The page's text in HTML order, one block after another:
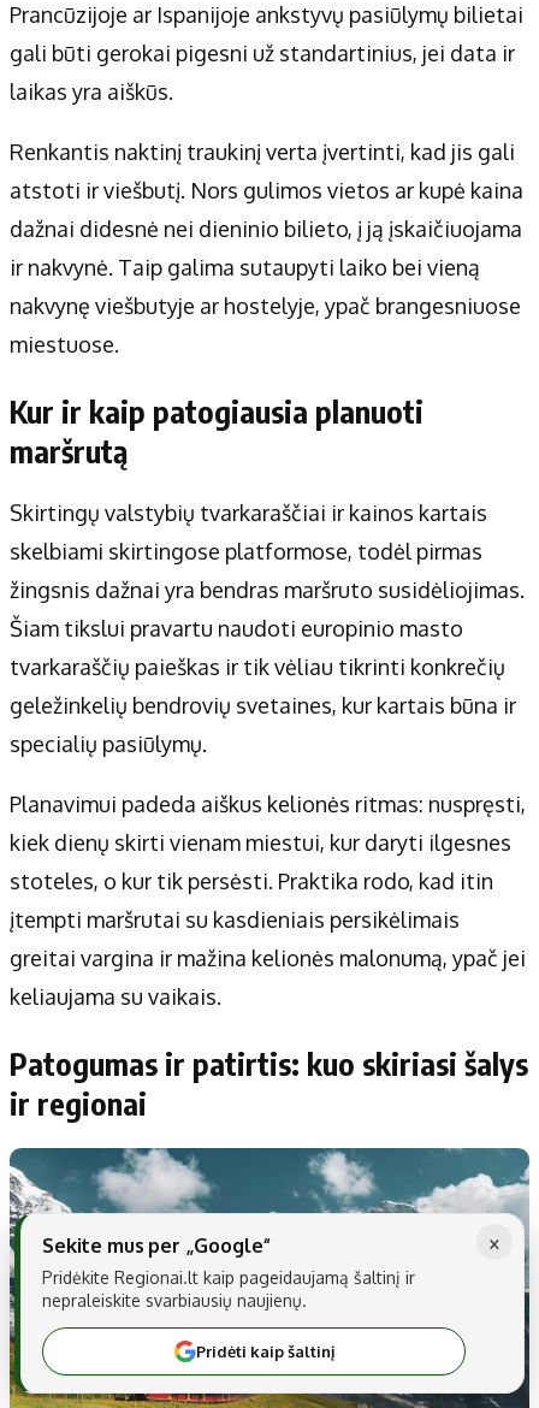
Prancūzijoje ar Ispanijoje ankstyvų pasiūlymų bilietai
gali būti gerokai pigesni už standartinius, jei data ir
laikas yra aiškūs.
Renkantis naktinį traukinį verta įvertinti, kad jis gali
atstoti ir viešbutį. Nors gulimos vietos ar kupė kaina
dažnai didesnė nei dieninio bilieto, į ją įskaičiuojama
ir nakvynė. Taip galima sutaupyti laiko bei vieną
nakvynę viešbutyje ar hostelyje, ypač brangesniuose
miestuose.
Kur ir kaip patogiausia planuoti
maršrutą
Skirtingų valstybių tvarkaraščiai ir kainos kartais
skelbiami skirtingose platformose, todėl pirmas
žingsnis dažnai yra bendras maršruto susidėliojimas.
Šiam tikslui pravartu naudoti europinio masto
tvarkaraščių paieškas ir tik vėliau tikrinti konkrečių
geležinkelių bendrovių svetaines, kur kartais būna ir
specialių pasiūlymų.
Planavimui padeda aiškus kelionės ritmas: nuspręsti,
kiek dienų skirti vienam miestui, kur daryti ilgesnes
stoteles, o kur tik persėsti. Praktika rodo, kad itin
įtempti maršrutai su kasdieniais persikėlimais
greitai vargina ir mažina kelionės malonumą, ypač jei
keliaujama su vaikais.
Patogumas ir patirtis: kuo skiriasi šalys
ir regionai
×
Sekite mus per „Google“
Pridėkite Regionai.lt kaip pageidaujamą šaltinį ir
nepraleiskite svarbiausių naujienų.
Pridėti kaip šaltinį